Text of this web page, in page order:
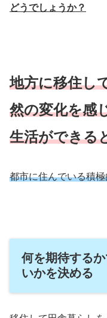
どうでしょうか？
地方に移住し
然の変化を感
生活ができる
都市に住んでいる積
何を期待する
いかを決める